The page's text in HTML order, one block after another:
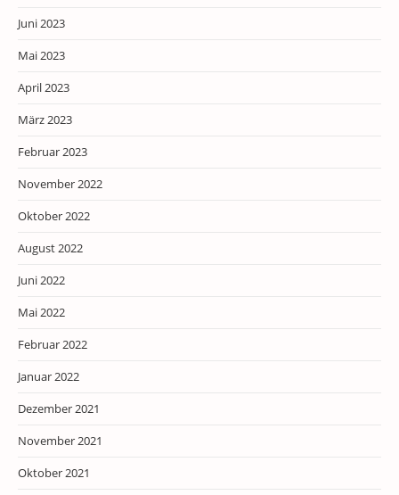
Juni 2023
Mai 2023
April 2023
März 2023
Februar 2023
November 2022
Oktober 2022
August 2022
Juni 2022
Mai 2022
Februar 2022
Januar 2022
Dezember 2021
November 2021
Oktober 2021